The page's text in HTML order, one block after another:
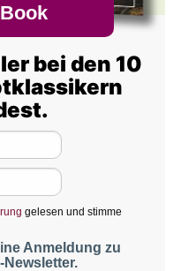
bei den 10
gelesen und stimme
Anmeldung zu
Newsletter.